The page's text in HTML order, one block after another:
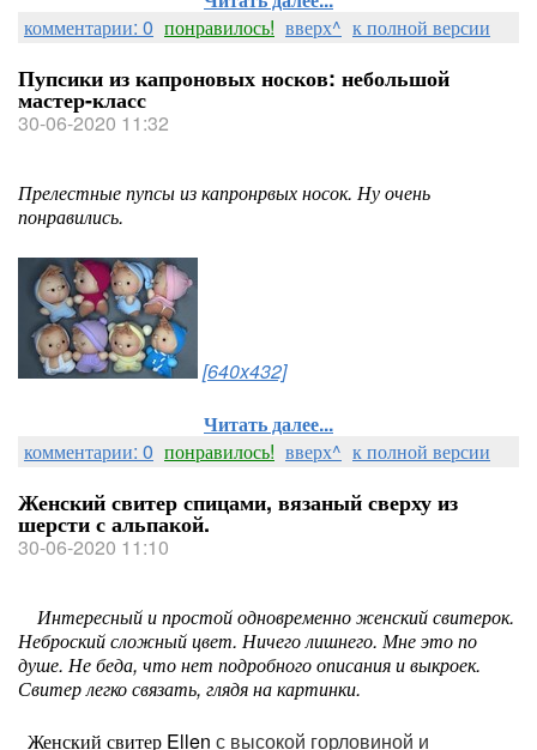
комментарии: 0 понравилось! вверх^ к полной версии
Пупсики из капроновых носков: небольшой
мастер-класс
30-06-2020 11:32
Прелестные пупсы из капронрвых носок. Ну очень
понравились.
[640x432]
Читать далее...
комментарии: 0 понравилось! вверх^ к полной версии
Женский свитер спицами, вязаный сверху из
шерсти с альпакой.
30-06-2020 11:10
Интересный и простой одновременно женский свитерок.
Неброский сложный цвет. Ничего лишнего. Мне это по
душе. Не беда, что нет подробного описания и выкроек.
Свитер легко связать, глядя на картинки.
Женский свитер Ellen с высокой горловиной и